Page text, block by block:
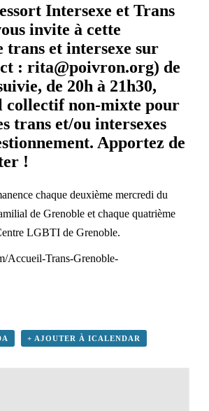
Intersexe et Trans
invite à cette
trans et intersexe sur
: rita@poivron.org) de
de 20h à 21h30,
collectif non-mixte pour
trans et/ou intersexes
Apportez de
!
chaque deuxième mercredi du
de Grenoble et chaque quatrième
LGBTI de Grenoble.
Accueil-Trans-Grenoble-
+ AJOUTER À ICALENDAR